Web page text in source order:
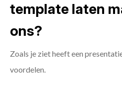
template laten
ons?
Zoals je ziet heeft een
voordelen.